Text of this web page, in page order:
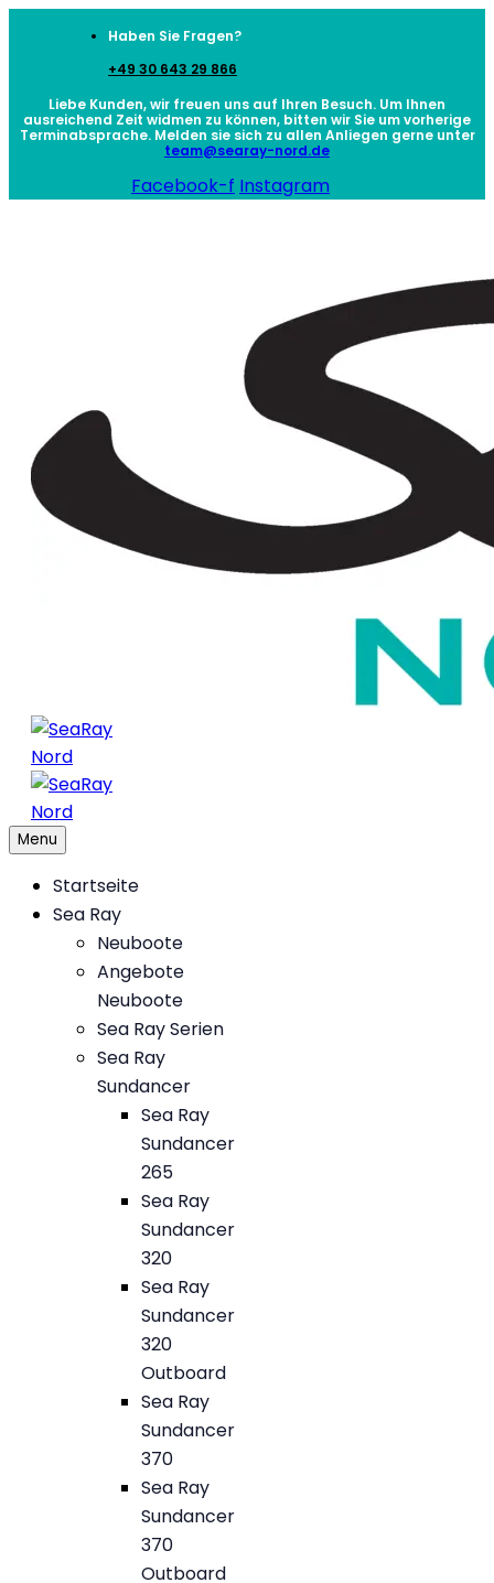
Haben Sie Fragen?
+49 30 643 29 866
Liebe Kunden, wir freuen uns auf Ihren Besuch. Um Ihnen
ausreichend Zeit widmen zu können, bitten wir Sie um vorherige
Terminabsprache. Melden sie sich zu allen Anliegen gerne unter
team@searay-nord.de
Facebook-f Instagram
Menu
Startseite
Sea Ray
Neuboote
Angebote
Neuboote
Sea Ray Serien
Sea Ray
Sundancer
Sea Ray
Sundancer
265
Sea Ray
Sundancer
320
Sea Ray
Sundancer
320
Outboard
Sea Ray
Sundancer
370
Sea Ray
Sundancer
370
Outboard